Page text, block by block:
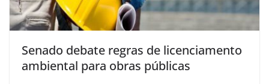
Senado debate regras de licenciamento
ambiental para obras públicas